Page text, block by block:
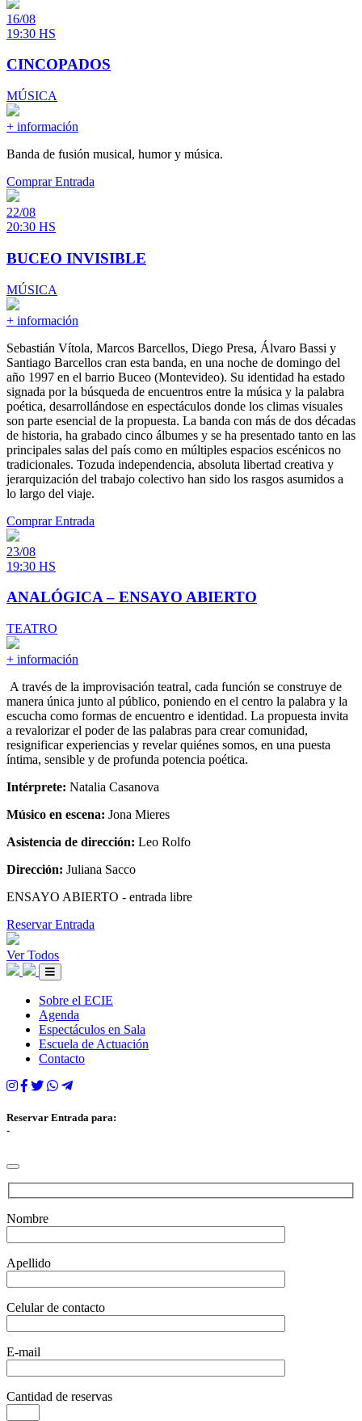
16/08
19:30 HS
CINCOPADOS
MÚSICA
+ información
Banda de fusión musical, humor y música.
Comprar Entrada
22/08
20:30 HS
BUCEO INVISIBLE
MÚSICA
+ información
Sebastián Vítola, Marcos Barcellos, Diego Presa, Álvaro Bassi y
Santiago Barcellos cran esta banda, en una noche de domingo del
año 1997 en el barrio Buceo (Montevideo). Su identidad ha estado
signada por la búsqueda de encuentros entre la música y la palabra
poética, desarrollándose en espectáculos donde los climas visuales
son parte esencial de la propuesta. La banda con más de dos décadas
de historia, ha grabado cinco álbumes y se ha presentado tanto en las
principales salas del país como en múltiples espacios escénicos no
tradicionales. Tozuda independencia, absoluta libertad creativa y
jerarquización del trabajo colectivo han sido los rasgos asumidos a
lo largo del viaje.
Comprar Entrada
23/08
19:30 HS
ANALÓGICA – ENSAYO ABIERTO
TEATRO
+ información
A través de la improvisación teatral, cada función se construye de
manera única junto al público, poniendo en el centro la palabra y la
escucha como formas de encuentro e identidad. La propuesta invita
a revalorizar el poder de las palabras para crear comunidad,
resignificar experiencias y revelar quiénes somos, en una puesta
íntima, sensible y de profunda potencia poética.
Intérprete: Natalia Casanova
Músico en escena: Jona Mieres
Asistencia de dirección: Leo Rolfo
Dirección: Juliana Sacco
ENSAYO ABIERTO - entrada libre
Reservar Entrada
Ver Todos
Sobre el ECIE
Agenda
Espectáculos en Sala
Escuela de Actuación
Contacto
Reservar Entrada para:
-
Nombre
Apellido
Celular de contacto
E-mail
Cantidad de reservas